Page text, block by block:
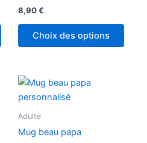
options
peuvent
être
page
produit
8,90€
Choix des options
Adulte
Mug beau papa